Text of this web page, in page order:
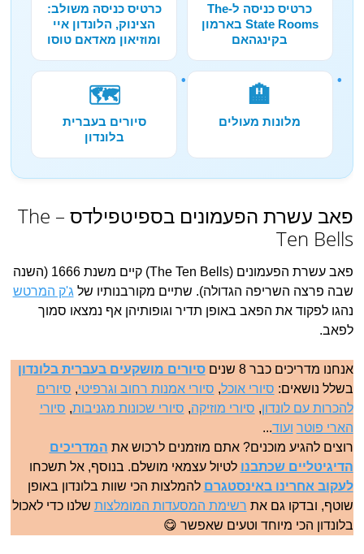
כרטיס כניסה ל-The
State Rooms בארמון
בקינגהאם
כרטיס כניסה משולב:
הצינוק, הלונדון איי
ומוזיאון מאדאם טוסו
🏨
מלונות מעולים
🗺️
סיורים בעברית
בלונדון
פאב עשרת הפעמונים בספיטפילדס – The
Ten Bells
פאב עשרת הפעמונים (The Ten Bells) קיים משנת 1666 (השנה
שבה פרצה השריפה הגדולה). שתיים מקורבנותיו של ג'ק המרטש
נהגו לפקוד את הפאב באופן תדיר וגופותיהן אף נמצאו סמוך
לפאב.
אנחנו מדריכים כבר 8 שנים
סיורים מושקעים בעברית בלונדון
בשלל נושאים: סיורי אוכל, סיורי אמנות רחוב וגרפיטי, סיורים
להכרות עם לונדון, סיורי מוזיקה, סיורי שכונות מגניבות, סיורי
הארי פוטר ועוד...
רוצים להגיע מוכנים? אתם מוזמנים לרכוש את המדריכים
הדיגיטליים שכתבנו לטיול עצמאי מושלם. בנוסף, אל תשכחו
לעקוב אחרינו באינסטגרם להמלצות הכי שוות בלונדון באופן
שוטף, ובדקו גם את רשימת המסעדות המומלצות שלנו כדי לאכול
בלונדון הכי מיוחד וטעים שאפשר 😋